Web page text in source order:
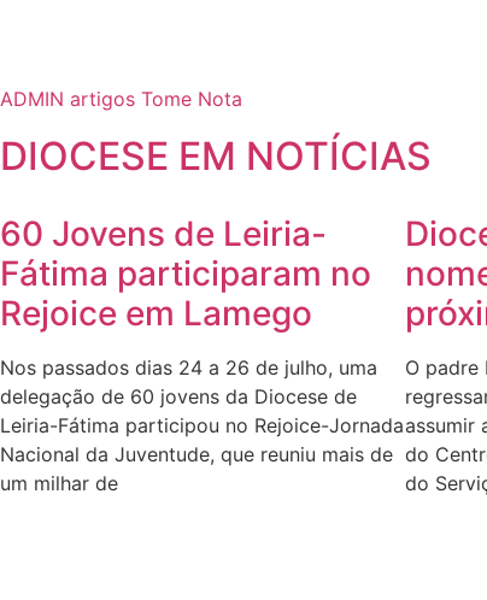
ADMIN artigos Tome Nota
DIOCESE EM NOTÍCIAS
60 Jovens de Leiria-
Fátima participaram no
Rejoice em Lamego
Nos passados dias 24 a 26 de julho, uma
delegação de 60 jovens da Diocese de
Leiria-Fátima participou no Rejoice-Jornada
Nacional da Juventude, que reuniu mais de
um milhar de
O padre
assumir
do
do